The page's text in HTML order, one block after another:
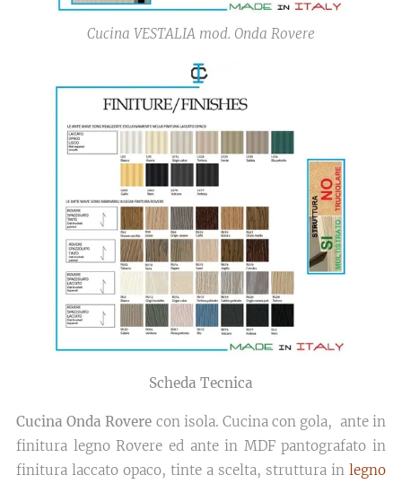
Cucina VESTALIA mod. Onda Rovere
Scheda Tecnica
Cucina Onda Rovere con isola. Cucina con gola, ante in
finitura legno Rovere ed ante in MDF pantografato in
finitura laccato opaco, tinte a scelta, struttura in legno